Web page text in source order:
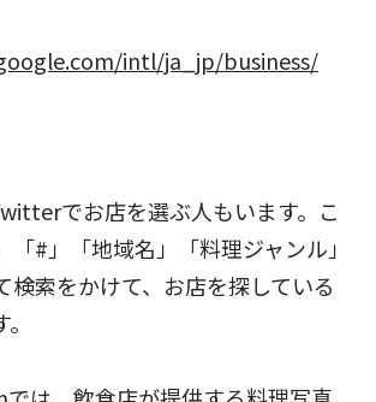
intl/ja_jp/business/
でお店を選ぶ人もいます。こ
「#」「地域名」「料理ジャンル」
検索をかけて、お店を探している